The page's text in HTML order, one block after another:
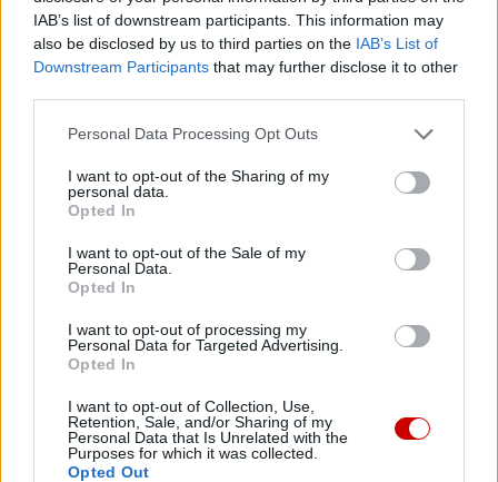
IAB’s list of downstream participants. This information may
also be disclosed by us to third parties on the IAB’s List of
Downstream Participants that may further disclose it to other
Personal Data Processing Opt Outs
I want to opt-out of the Sharing of my
personal data.
Opted In
I want to opt-out of the Sale of my
Personal Data.
Opted In
I want to opt-out of processing my
Personal Data for Targeted Advertising.
Opted In
I want to opt-out of Collection, Use,
Retention, Sale, and/or Sharing of my
Personal Data that Is Unrelated with the
Purposes for which it was collected.
Opted Out
08 sierpnia 2026 | 12:46
8 sierpnia Kościół wspomina św. Dominika
Indyjski biskup: nie potrzebujemy misjonarzy, którzy
przyjeżdżają z gotowymi odpowiedziami
07 sierpnia 2026 | 22:47
Biskupi o podróży apostolskiej Leona XIV do Francji: wielka
07 sierpnia 2026 | 22:36
Narodowy Bank Ukrainy wyemituje monetę upamiętniającą Jana